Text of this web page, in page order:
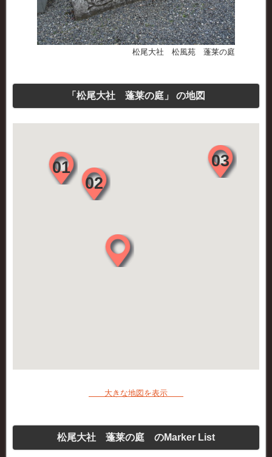
松尾大社 松風苑 蓬莱の庭
「松尾大社 蓬莱の庭」 の地図
大きな地図を表示
松尾大社 蓬莱の庭 のMarker List